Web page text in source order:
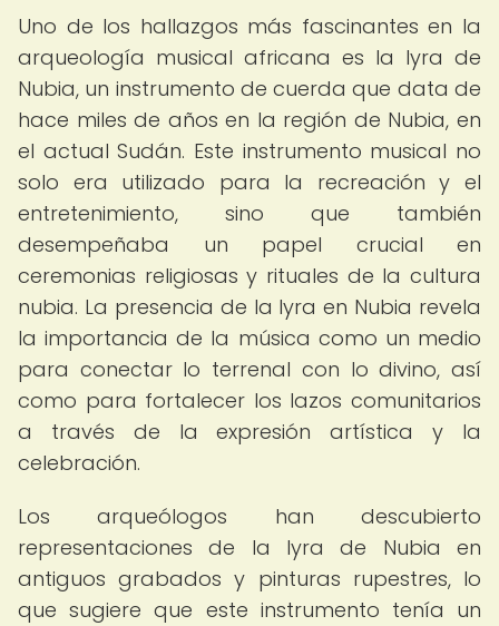
Uno de los hallazgos más fascinantes en la
arqueología musical africana es la lyra de
Nubia, un instrumento de cuerda que data de
hace miles de años en la región de Nubia, en
el actual Sudán. Este instrumento musical no
solo era utilizado para la recreación y el
entretenimiento, sino que también
desempeñaba un papel crucial en
ceremonias religiosas y rituales de la cultura
nubia. La presencia de la lyra en Nubia revela
la importancia de la música como un medio
para conectar lo terrenal con lo divino, así
como para fortalecer los lazos comunitarios
a través de la expresión artística y la
celebración.
Los arqueólogos han descubierto
representaciones de la lyra de Nubia en
antiguos grabados y pinturas rupestres, lo
que sugiere que este instrumento tenía un